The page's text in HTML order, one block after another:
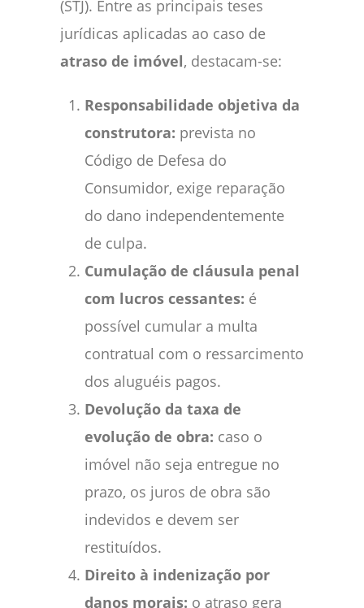
(STJ). Entre as principais teses
jurídicas aplicadas ao caso de
atraso de imóvel, destacam-se:
Responsabilidade objetiva da
construtora: prevista no
Código de Defesa do
Consumidor, exige reparação
do dano independentemente
de culpa.
Cumulação de cláusula penal
com lucros cessantes: é
possível cumular a multa
contratual com o ressarcimento
dos aluguéis pagos.
Devolução da taxa de
evolução de obra: caso o
imóvel não seja entregue no
prazo, os juros de obra são
indevidos e devem ser
restituídos.
Direito à indenização por
danos morais: o atraso gera